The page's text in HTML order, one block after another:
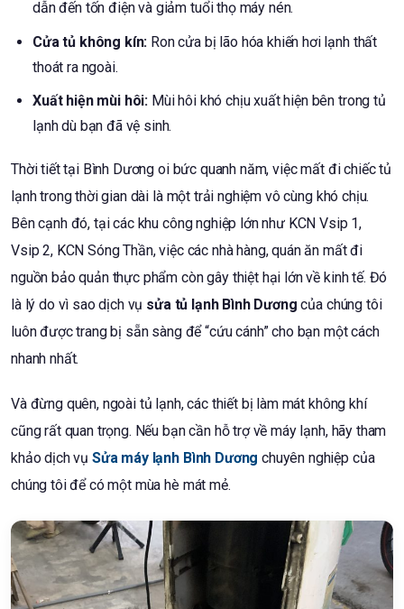
dẫn đến tốn điện và giảm tuổi thọ máy nén.
Cửa tủ không kín: Ron cửa bị lão hóa khiến hơi lạnh thất
thoát ra ngoài.
Xuất hiện mùi hôi: Mùi hôi khó chịu xuất hiện bên trong tủ
lạnh dù bạn đã vệ sinh.
Thời tiết tại Bình Dương oi bức quanh năm, việc mất đi chiếc tủ
lạnh trong thời gian dài là một trải nghiệm vô cùng khó chịu.
Bên cạnh đó, tại các khu công nghiệp lớn như KCN Vsip 1,
Vsip 2, KCN Sóng Thần, việc các nhà hàng, quán ăn mất đi
nguồn bảo quản thực phẩm còn gây thiệt hại lớn về kinh tế. Đó
là lý do vì sao dịch vụ sửa tủ lạnh Bình Dương của chúng tôi
luôn được trang bị sẵn sàng để “cứu cánh” cho bạn một cách
nhanh nhất.
Và đừng quên, ngoài tủ lạnh, các thiết bị làm mát không khí
cũng rất quan trọng. Nếu bạn cần hỗ trợ về máy lạnh, hãy tham
khảo dịch vụ Sửa máy lạnh Bình Dương chuyên nghiệp của
chúng tôi để có một mùa hè mát mẻ.